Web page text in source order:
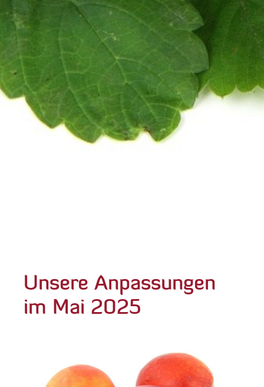
Unsere Anpassungen
im Mai 2025